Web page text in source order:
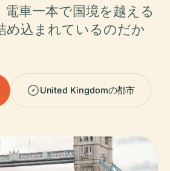
車一本で国境を越える
め込まれているのだか
United Kingdomの都市